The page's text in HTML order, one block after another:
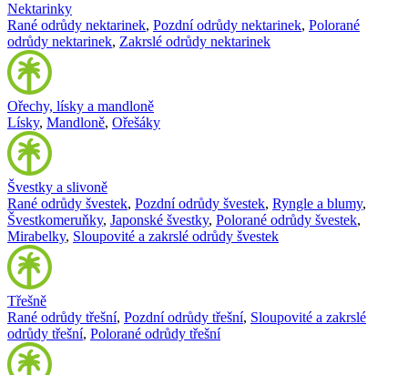
Nektarinky
Rané odrůdy nektarinek, Pozdní odrůdy nektarinek, Polorané
odrůdy nektarinek, Zakrslé odrůdy nektarinek
Ořechy, lísky a mandloně
Lísky, Mandloně, Ořešáky
Švestky a slivoně
Rané odrůdy švestek, Pozdní odrůdy švestek, Ryngle a blumy,
Švestkomeruňky, Japonské švestky, Polorané odrůdy švestek,
Mirabelky, Sloupovité a zakrslé odrůdy švestek
Třešně
Rané odrůdy třešní, Pozdní odrůdy třešní, Sloupovité a zakrslé
odrůdy třešní, Polorané odrůdy třešní